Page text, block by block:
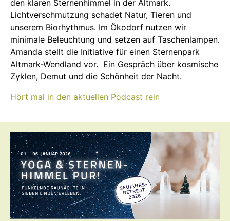
den klaren Sternenhimmel in der Altmark.
Lichtverschmutzung schadet Natur, Tieren und
unserem Biorhythmus. Im Ökodorf nutzen wir
minimale Beleuchtung und setzen auf Taschenlampen.
Amanda stellt die Initiative für einen Sternenpark
Altmark-Wendland vor. Ein Gespräch über kosmische
Zyklen, Demut und die Schönheit der Nacht.
Hört mal in den aktuellen Podcast rein